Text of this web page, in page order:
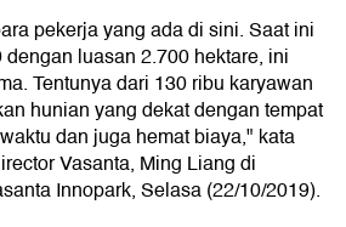
pekerja yang ada di sini. Saat ini
luasan 2.700 hektare, ini
Tentunya dari 130 ribu karyawan
hunian yang dekat dengan tempat
dan juga hemat biaya," kata
Vasanta, Ming Liang di
Innopark, Selasa (22/10/2019).